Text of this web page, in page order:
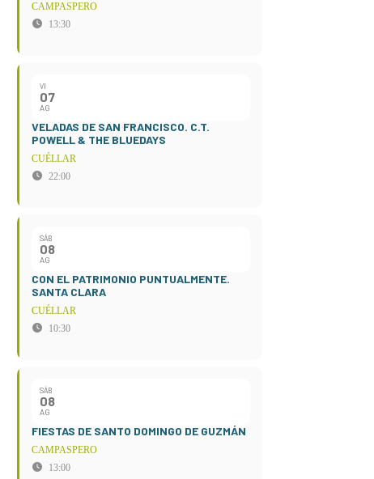
CAMPASPERO
13:30
VI
07
AG
VELADAS DE SAN FRANCISCO. C.T.
POWELL & THE BLUEDAYS
CUÉLLAR
22:00
SÁB
08
AG
CON EL PATRIMONIO PUNTUALMENTE.
SANTA CLARA
CUÉLLAR
10:30
SÁB
08
AG
FIESTAS DE SANTO DOMINGO DE GUZMÁN
CAMPASPERO
13:00